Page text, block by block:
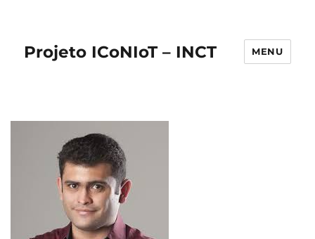
Projeto ICoNIoT – INCT MENU